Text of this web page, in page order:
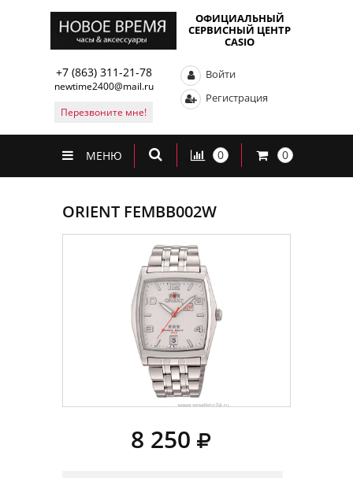
ОФИЦИАЛЬНЫЙ
СЕРВИСНЫЙ ЦЕНТР
CASIO
+7 (863) 311-21-78
newtime2400@mail.ru
Перезвоните мне!
Войти
Регистрация
МЕНЮ 0 0
ORIENT FEMBB002W
8 250